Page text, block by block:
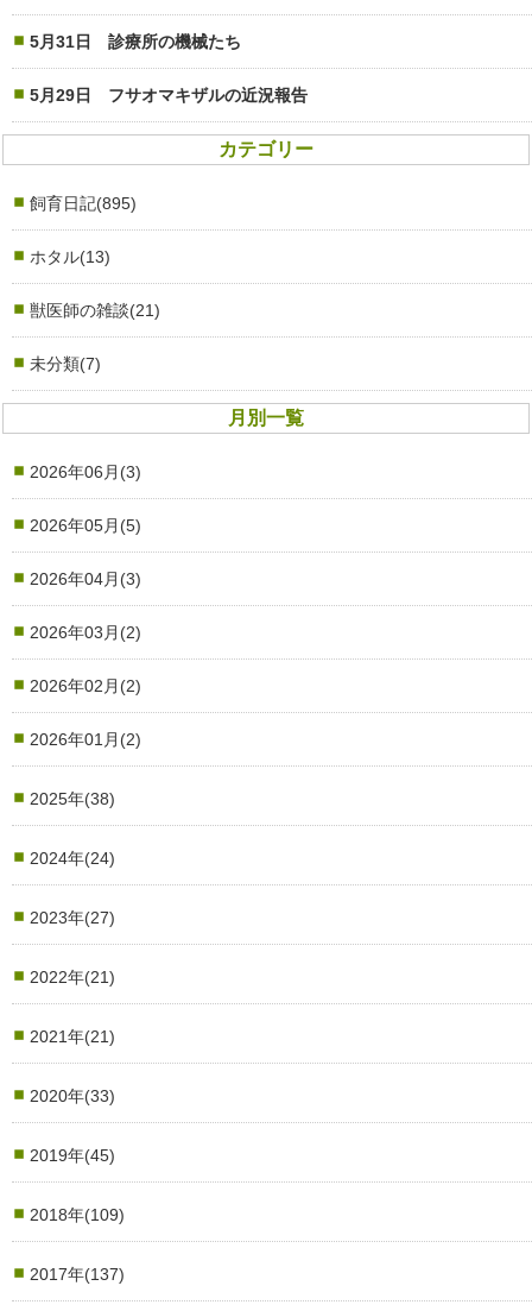
5月31日 診療所の機械たち
5月29日 フサオマキザルの近況報告
カテゴリー
飼育日記(895)
ホタル(13)
獣医師の雑談(21)
未分類(7)
月別一覧
2026年06月(3)
2026年05月(5)
2026年04月(3)
2026年03月(2)
2026年02月(2)
2026年01月(2)
2025年(38)
2024年(24)
2023年(27)
2022年(21)
2021年(21)
2020年(33)
2019年(45)
2018年(109)
2017年(137)